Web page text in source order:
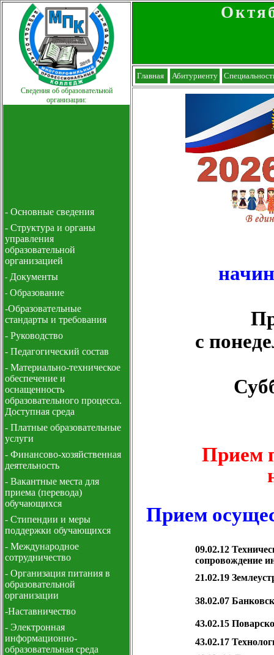
Сведения об образовательной
организации:
- Основные сведения
- Структура и органы
управления
образовательной
организацией
- Документы
- Образование
-Образовательные
стандарты и требования
- Руководство
- Педагогический состав
- Материально-техническое
обеспечение и
оснащенность
образовательного процесса.
Доступная среда
- Платные образовательные
услуги
- Финансово-хозяйственная
деятельность
- Вакантные места для
приема (перевода)
обучающихся
- Стипендии и меры
поддержки обучающихся
- Международное
сотрудничество
- Организация питания в
образовательной
организации
-Наставничество
- Электронная
информационно-
образовательная среда
Главная Абитуриенту